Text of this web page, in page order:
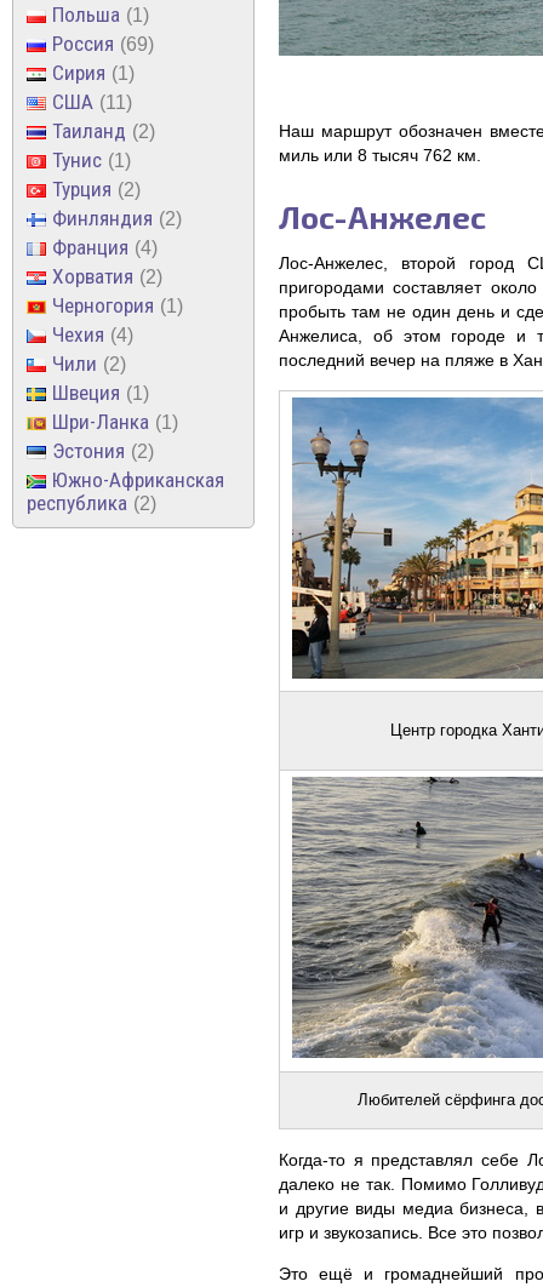
Польша 1
Россия 69
Сирия 1
США 11
Таиланд 2
Тунис 1
Турция 2
Финляндия 2
Франция 4
Хорватия 2
Черногория 1
Чехия 4
Чили 2
Швеция 1
Шри-Ланка 1
Эстония 2
Южно-Африканская
республика
2
Наш маршрут обозначен
миль или 8 тысяч 762 км.
Лос-Анжелес
Лос-Анжелес, второй город
пригородами составляет
пробыть там не один день и
Анжелиса, об этом городе и
последний вечер на пляже в
Центр городка
Любителей сёрфинга
Когда-то я представлял себе
далеко не так. Помимо
и другие виды медиа бизнеса,
игр и звукозапись. Все это
Это ещё и громаднейший